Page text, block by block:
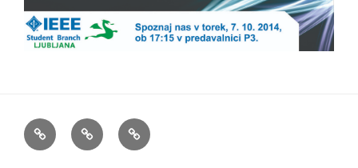
PredstavitevNovice Člani
in